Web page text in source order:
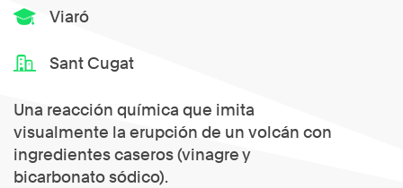
Viaró
Sant Cugat
Una reacción química que imita
visualmente la erupción de un volcán con
ingredientes caseros (vinagre y
bicarbonato sódico).